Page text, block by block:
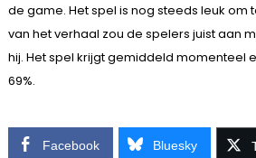
de game. Het spel is nog steeds leuk om
van het verhaal zou de spelers juist aan
hij. Het spel krijgt gemiddeld momenteel
69%.
Facebook Bluesky